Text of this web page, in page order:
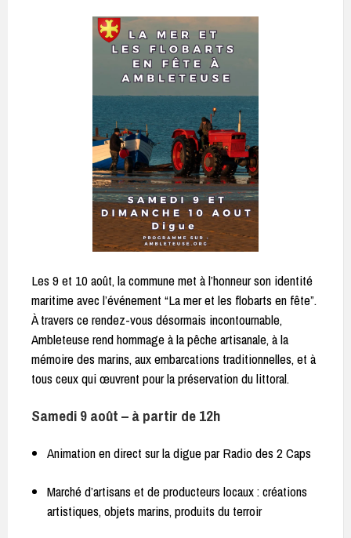
Les 9 et 10 août, la commune met à l’honneur son identité
maritime avec l’événement “La mer et les flobarts en fête”.
À travers ce rendez-vous désormais incontournable,
Ambleteuse rend hommage à la pêche artisanale, à la
mémoire des marins, aux embarcations traditionnelles, et à
tous ceux qui œuvrent pour la préservation du littoral.
Samedi 9 août – à partir de 12h
Animation en direct sur la digue par Radio des 2 Caps
Marché d’artisans et de producteurs locaux : créations
artistiques, objets marins, produits du terroir